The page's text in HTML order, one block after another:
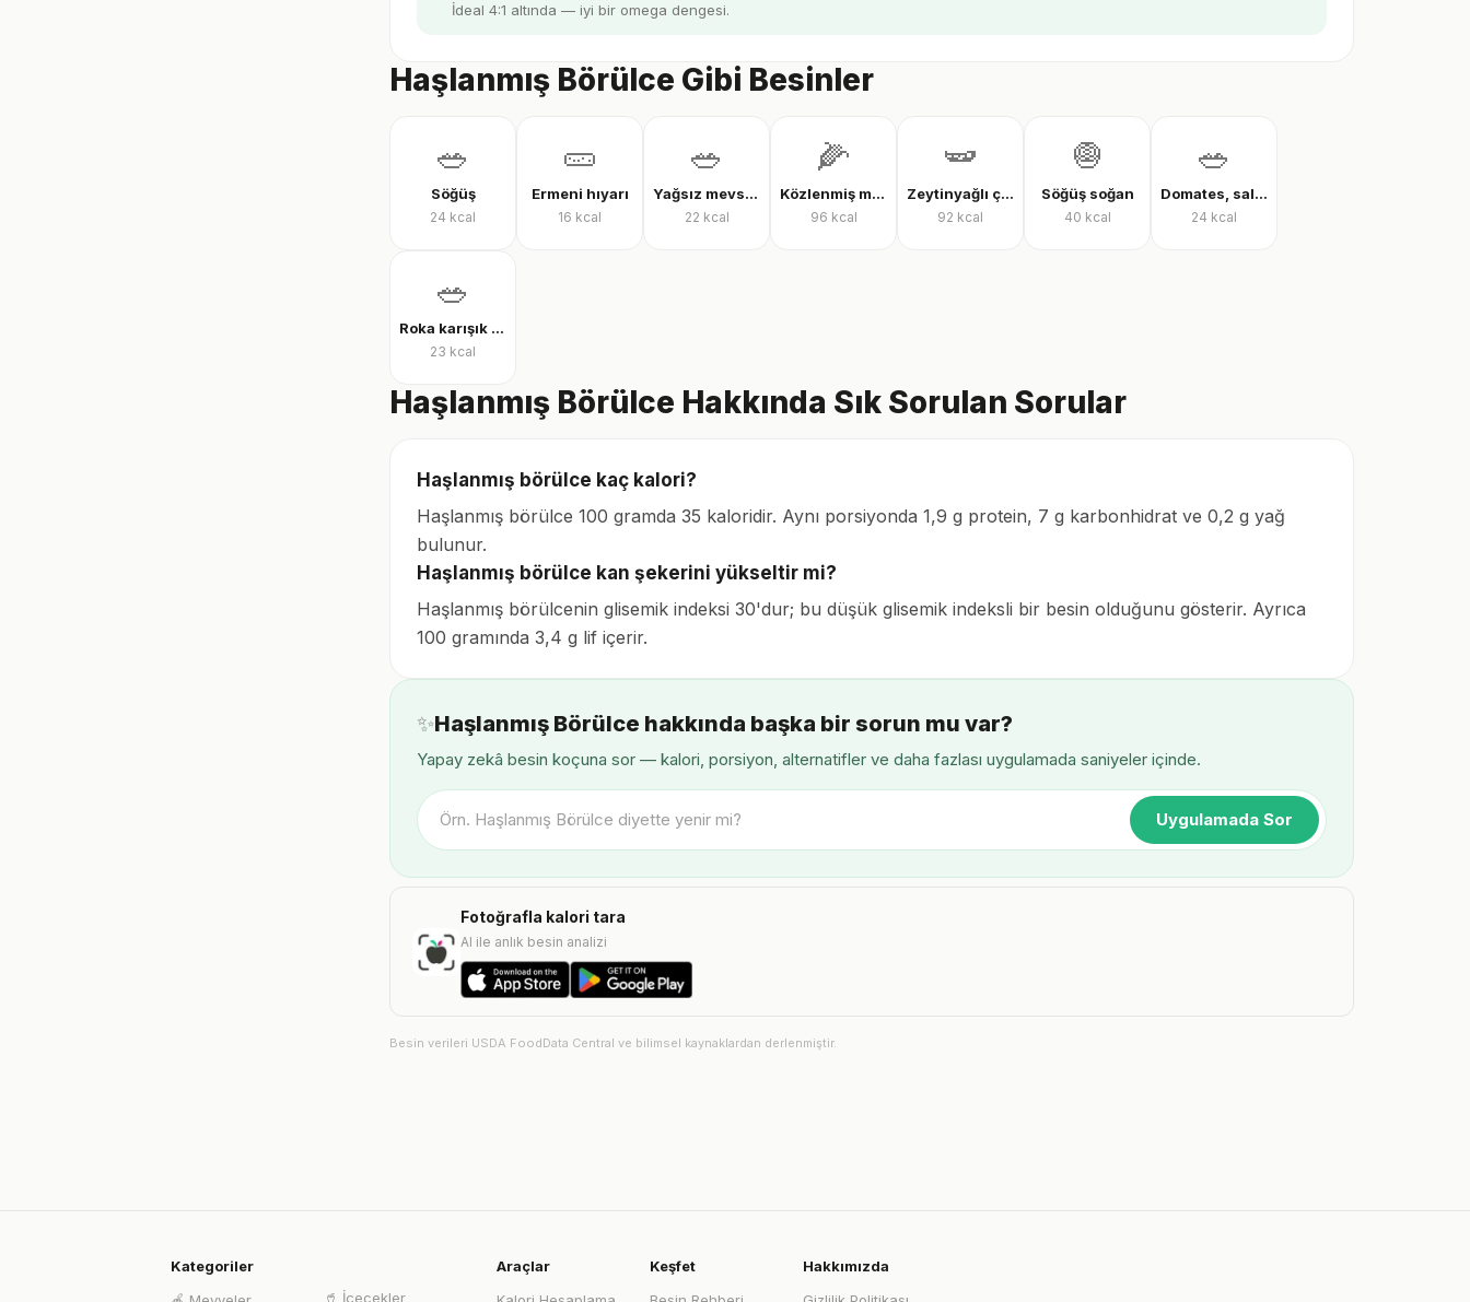
İdeal 4:1 altında — iyi bir omega dengesi.
Haşlanmış Börülce Gibi Besinler
🥗
Söğüş
24 kcal
🥒
Ermeni hıyarı
16 kcal
🥗
Yağsız mevsim salatası
22 kcal
🌽
Közlenmiş mısır
96 kcal
🫛
Zeytinyağlı çalı fasulyesi
92 kcal
🧅
Söğüş soğan
40 kcal
🥗
Domates, salatalık ve biber salatası
24 kcal
🥗
Roka karışık yeşillik
23 kcal
Haşlanmış Börülce Hakkında Sık Sorulan Sorular
Haşlanmış börülce kaç kalori?
Haşlanmış börülce 100 gramda 35 kaloridir. Aynı porsiyonda 1,9 g protein, 7 g karbonhidrat ve 0,2 g yağ
bulunur.
Haşlanmış börülce kan şekerini yükseltir mi?
Haşlanmış börülcenin glisemik indeksi 30'dur; bu düşük glisemik indeksli bir besin olduğunu gösterir. Ayrıca
100 gramında 3,4 g lif içerir.
✨Haşlanmış Börülce hakkında başka bir sorun mu var?
Yapay zekâ besin koçuna sor — kalori, porsiyon, alternatifler ve daha fazlası uygulamada saniyeler içinde.
Uygulamada Sor
Fotoğrafla kalori tara
AI ile anlık besin analizi
Besin verileri USDA FoodData Central ve bilimsel kaynaklardan derlenmiştir.
Kategoriler
🥤 İçecekler
Araçlar
Keşfet
Hakkımızda